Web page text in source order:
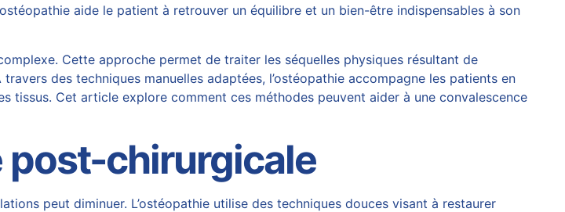
aide le patient à retrouver un équilibre et un bien-être indispensables à son
Cette approche permet de traiter les séquelles physiques résultant de
des techniques manuelles adaptées, l’ostéopathie accompagne les patients en
tissus. Cet article explore comment ces méthodes peuvent aider à une convalescence
post-chirurgicale
peut diminuer. L’ostéopathie utilise des techniques douces visant à restaurer